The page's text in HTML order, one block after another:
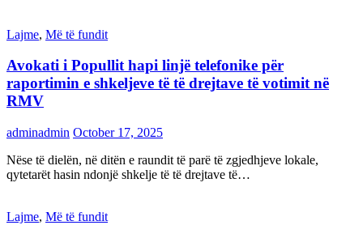
Lajme, Më të fundit
Avokati i Popullit hapi linjë telefonike për
raportimin e shkeljeve të të drejtave të votimit në
RMV
adminadmin October 17, 2025
Nëse të dielën, në ditën e raundit të parë të zgjedhjeve lokale,
qytetarët hasin ndonjë shkelje të të drejtave të…
Lajme, Më të fundit